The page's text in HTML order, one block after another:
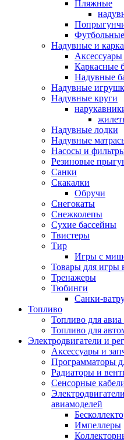
Пляжные
Надувные и
Аксессуары
Каркасные
Надувные
Надувные
Надувные круги
Надувные лодки
Надувные
Насосы и
Резиновые
Санки
Скакалки
Обручи
Снегокаты
Снежколепы
Сухие бассейны
Твистеры
Тир
Игры с
Товары для игры
Тренажеры
Тюбинги
Санки-
Топливо
Топливо для авиа
Топливо для
Электродвигатели и
Аксессуары и
Программаторы
Радиаторы и
Сенсорные
авиамоделей
Импеллеры